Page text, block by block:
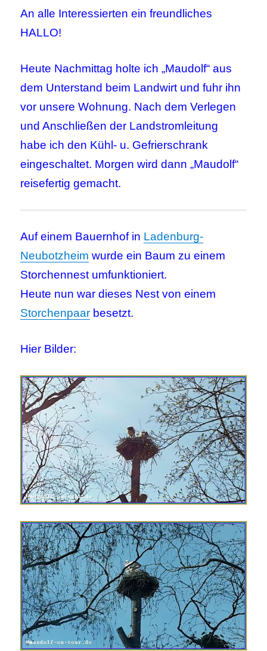
An alle Interessierten ein freundliches
HALLO!
Heute Nachmittag holte ich „Maudolf“ aus
dem Unterstand beim Landwirt und fuhr ihn
vor unsere Wohnung. Nach dem Verlegen
und Anschließen der Landstromleitung
habe ich den Kühl- u. Gefrierschrank
eingeschaltet. Morgen wird dann „Maudolf“
reisefertig gemacht.
Auf einem Bauernhof in Ladenburg-
Neubotzheim wurde ein Baum zu einem
Storchennest umfunktioniert.
Heute nun war dieses Nest von einem
Storchenpaar besetzt.
Hier Bilder: